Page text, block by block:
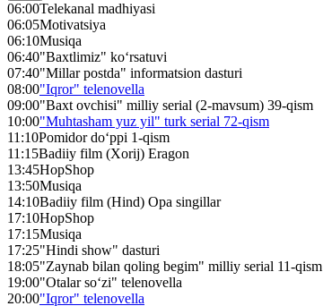
06:00Telekanal madhiyasi
06:05Motivatsiya
06:10Musiqa
06:40"Baxtlimiz" ko‘rsatuvi
07:40"Millar postda" informatsion dasturi
08:00"Iqror" telenovella
09:00"Baxt ovchisi" milliy serial (2-mavsum) 39-qism
10:00"Muhtasham yuz yil" turk serial 72-qism
11:10Pomidor do‘ppi 1-qism
11:15Badiiy film (Xorij) Eragon
13:45HopShop
13:50Musiqa
14:10Badiiy film (Hind) Opa singillar
17:10HopShop
17:15Musiqa
17:25"Hindi show" dasturi
18:05"Zaynab bilan qoling begim" milliy serial 11-qism
19:00"Otalar so‘zi" telenovella
20:00"Iqror" telenovella